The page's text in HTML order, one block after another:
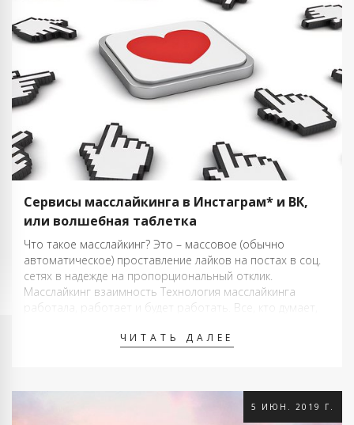
Сервисы масслайкинга в Инстаграм* и ВК,
или волшебная таблетка
Что такое масслайкинг? Это – массовое (обычно
автоматическое) проставление лайков на постах в соц.
сетях в надежде на пропорциональный отклик.
Масслайкинг взаимность Технология масслайкинга
работала, работает и будет работать. Все, кто думает,
глубоко ошибаются. Все работает вкупе, то есть …
ЧИТАТЬ ДАЛЕЕ
5 ИЮН. 2019 Г.